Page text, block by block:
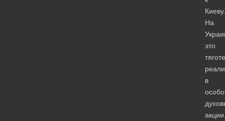
Киеву.
На
это
в